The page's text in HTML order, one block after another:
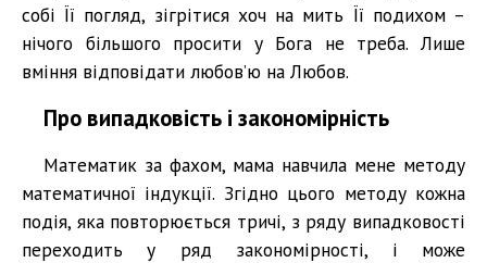
собі Її погляд, зігрітися хоч на мить Її подихом –
нічого більшого просити у Бога не треба. Лише
вміння відповідати любов’ю на Любов.
Про випадковість і закономірність
Математик за фахом, мама навчила мене методу
математичної індукції. Згідно цього методу кожна
подія, яка повторюється тричі, з ряду випадковості
переходить у ряд закономірності, і може